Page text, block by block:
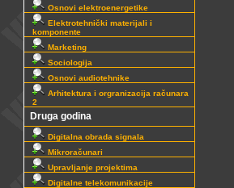
Osnovi elektroenergetike
Elektrotehnički materijali i
komponente
Marketing
Sociologija
Osnovi audiotehnike
Arhitektura i orgranizacija računara
2
Druga godina
Digitalna obrada signala
Mikroračunari
Upravljanje projektima
Digitalne telekomunikacije